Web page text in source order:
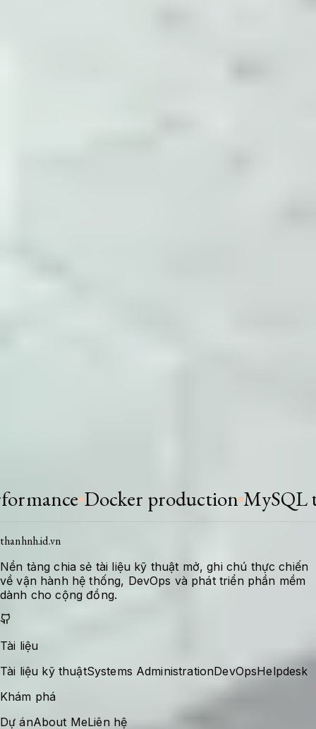
Docker production MySQL
thanhnh.id.vn
Nền tảng chia sẻ tài liệu kỹ thuật mở, ghi chú thực chiến
về vận hành hệ thống, DevOps và phát triển phần mềm
dành cho cộng đồng.
Tài liệu
Tài liệu kỹ thuậtSystems AdministrationDevOpsHelpdesk
Khám phá
Dự ánAbout MeLiên hệ